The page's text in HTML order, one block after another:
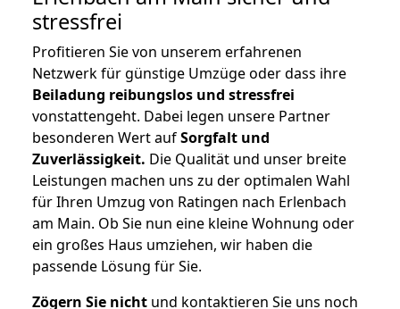
stressfrei
Profitieren Sie von unserem erfahrenen
Netzwerk für günstige Umzüge oder dass ihre
Beiladung reibungslos und stressfrei
vonstattengeht. Dabei legen unsere Partner
besonderen Wert aufSorgfalt und
Zuverlässigkeit. Die Qualität und unser breite
Leistungen machen uns zu der optimalen Wahl
für Ihren Umzug von Ratingen nach Erlenbach
am Main. Ob Sie nun eine kleine Wohnung oder
ein großes Haus umziehen, wir haben die
passende Lösung für Sie.
Zögern Sie nicht und kontaktieren Sie uns noch